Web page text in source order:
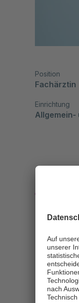
Position
Fachärztin
Einrichtung
(0 40)
(0 40)